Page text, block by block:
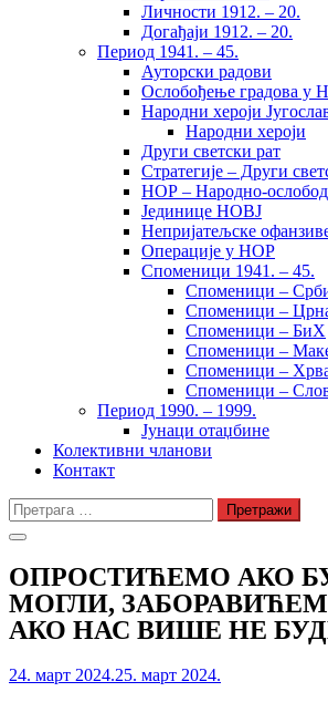
Личности 1912. – 20.
Догађаји 1912. – 20.
Период 1941. – 45.
Ауторски радови
Ослобођење градова у
Народни хероји
Народни хероји
Други светски рат
Стратегије – Други
НОР – Народно-
Јединице НОВЈ
Непријатељске
Операције у НОР
Споменици 1941. – 45.
Споменици –
Споменици –
Споменици – БиХ
Споменици –
Споменици –
Споменици –
Период 1990. – 1999.
Јунаци отаџбине
Колективни чланови
Контакт
Претрага
за:
ОПРОСТИЋЕМО АКО
МОГЛИ,
АКО НАС ВИШЕ НЕ
24. март 2024.25. март 2024.